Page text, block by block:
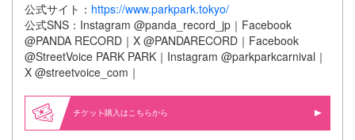
公式サイト： https://www.parkpark.tokyo/
公式SNS：Instagram @panda_record_jp｜Facebook
@PANDA RECORD｜X @PANDARECORD｜Facebook
@StreetVoice PARK PARK｜Instagram @parkparkcarnival｜
X @streetvoice_com｜
購入はこちらから